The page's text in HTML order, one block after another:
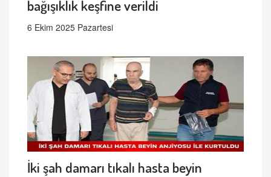
bağışıklık keşfine verildi
6 Ekim 2025 Pazartesi
İki şah damarı tıkalı hasta beyin